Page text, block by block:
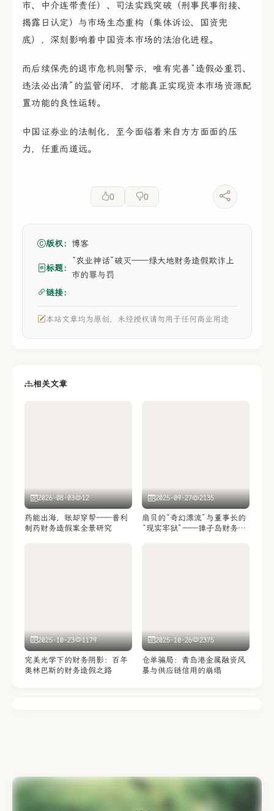
市、中介连带责任）、司法实践突破（刑事民事衔接、
揭露日认定）与市场生态重构（集体诉讼、国资兜
底），深刻影响着中国资本市场的法治化进程。
而后续保壳的退市危机则警示，唯有完善“造假必重罚、
违法必出清”的监管闭环，才能真正实现资本市场资源配
置功能的良性运转。
中国证券业的法制化，至今面临着来自方方面面的压
力，任重而道远。
0 0
版权： 博客
标题：
“农业神话”破灭——绿大地财务造假欺诈上
市的罪与罚
链接：
本站文章均为原创，未经授权请勿用于任何商业用途
相关文章
2026-08-03 12
药能出海，账却穿帮——普利
制药财务造假案全景研究
2025-09-27 2135
扇贝的“奇幻漂流”与董事长的
“现实牢狱”——獐子岛财务造
2025-10-23 1179
完美光学下的财务阴影：百年
奥林巴斯的财务造假之路
2025-10-26 2375
仓单骗局：青岛港金属融资风
暴与供应链信用的崩塌